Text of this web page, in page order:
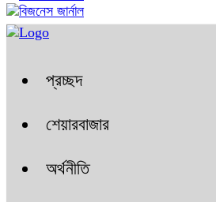
প্রচ্ছদ
শেয়ারবাজার
অর্থনীতি